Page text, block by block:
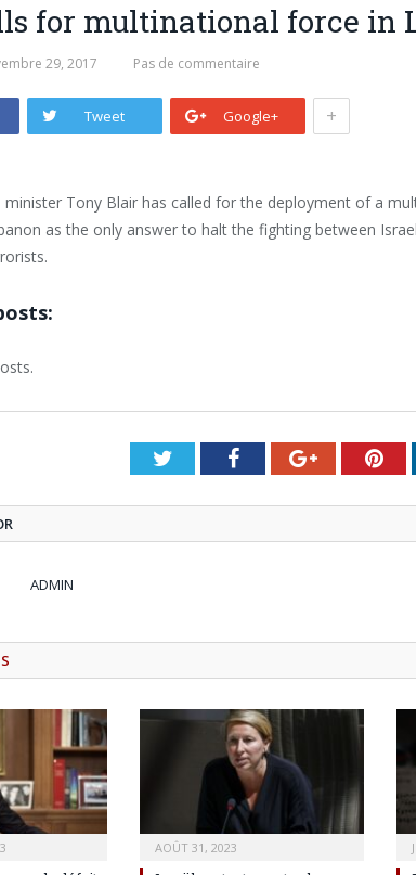
for multinational force in
29, 2017 Pas de commentaire
Tweet Google+ +
minister Tony Blair has called for the deployment of a
as the only answer to halt the fighting between
TwitterFacebookGoogle+
ADMIN
AOÛT 31, 2023